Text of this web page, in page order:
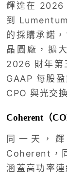
輝達在 2026
到
的採購承諾
晶圓廠，擴
2026 財年第
GAAP 每股
CPO 與光交
Coherent（
同一天，
Coherent，
涵蓋高功率